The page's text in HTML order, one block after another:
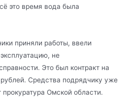
это время вода была
приняли работы, ввели
не
Это был контракт на
Средства подрядчику уже
Омской области.